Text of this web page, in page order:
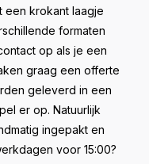
een krokant laagje
formaten
op als je een
graag een offerte
geleverd in een
er op. Natuurlijk
ingepakt en
voor 15:00?